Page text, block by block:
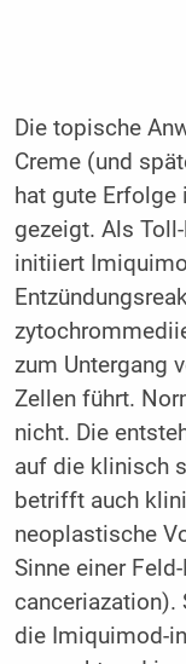
Die topische
Creme (und
hat gute Erfolge
gezeigt. Als
initiiert
zum Untergang
Zellen führt.
nicht. Die
auf die klinisch
betrifft auch
neoplastische
Sinne einer
canceriazation).
die Imiquimod-